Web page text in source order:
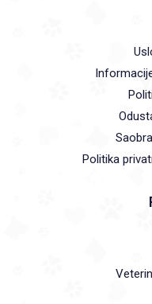
Politika